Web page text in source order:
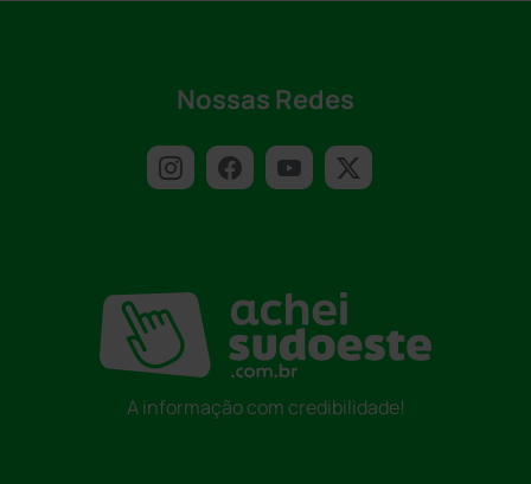
Nossas Redes
A informação com credibilidade!